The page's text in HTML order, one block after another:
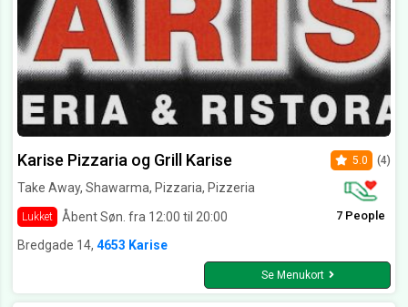
Karise Pizzaria og Grill Karise
Take Away, Shawarma, Pizzaria, Pizzeria
Lukket Åbent Søn. fra 12:00 til 20:00
5.0 (4)
7 People
Bredgade 14, 4653 Karise
Se Menukort